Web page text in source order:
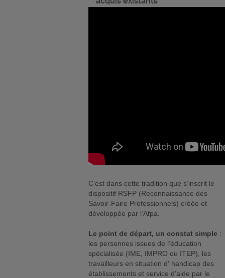
C’est dans cette tradition que s’inscrit le
dispositif RSFP (Reconnaissance des
Savoir-Faire Professionnels) créée et
développée par l’Afpa.
Le point de départ, un constat simple :
les personnes issues de l’éducation
spécialisée (IME, IMPRO ou ITEP), les
travailleurs en situation d' handicap des
établissements et service d’aide par le